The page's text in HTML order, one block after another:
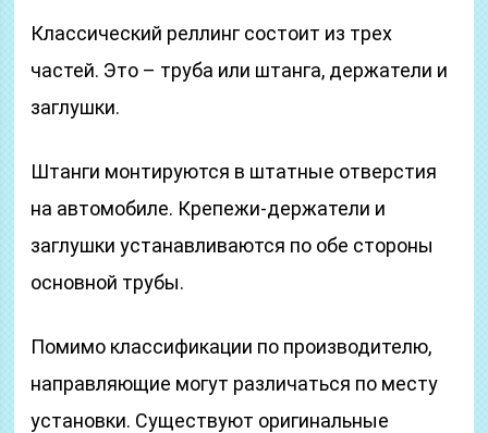
Классический реллинг состоит из трех
частей. Это – труба или штанга, держатели и
заглушки.
Штанги монтируются в штатные отверстия
на автомобиле. Крепежи-держатели и
заглушки устанавливаются по обе стороны
основной трубы.
Помимо классификации по производителю,
направляющие могут различаться по месту
установки. Существуют оригинальные